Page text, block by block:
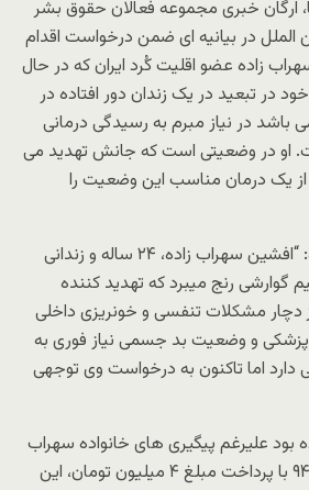
ارگان خبری مجموعه فعالان حقوق بشر
الملل در بیانیه ای ضمن درخواست اقدام
زاده عضو اقلیت کُرد ایران که در حال
حبس خود در تبعید در یک زندان دور افتاده در
در نیاز مبرم به رسیدگی درمانی
او در وضعیتی است که جانش تهدید می
یک درمان مناسب این وضعیت را
در قسمتی از بیانیه آمده: “افشین سهراب زاده، ۲۴ ساله و زندانی
گوارشی رنج میبرد که تهدید کننده
دچار مشکلات تنفسی و خونریزی داخلی
و وضعیت بد جسمی نیاز فوری به
اما تاکنون به درخواست وی توجهی
بود علیرغم پیگیری های خانواده سهراب
زاده اوایل تابستان سال ۹۴ با پرداخت مبلغ ۴ میلیون تومان، این